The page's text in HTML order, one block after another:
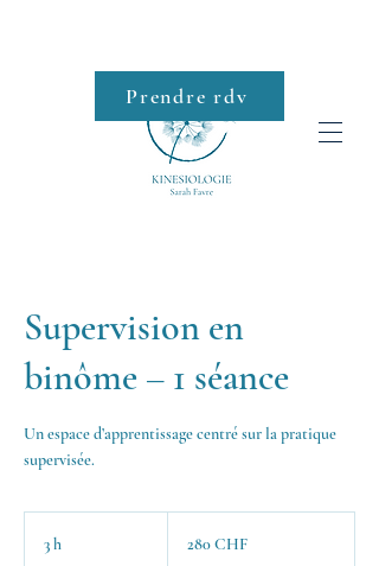
Roll-on
Prendre rdv
Supervision en
binôme – 1 séance
Un espace d’apprentissage centré sur la pratique
supervisée.
3 h
suisses
280 CHF